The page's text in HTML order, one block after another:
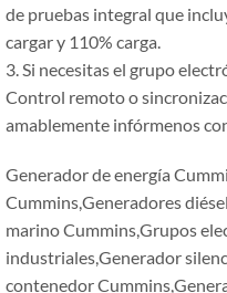
de pruebas integral que
cargar y 110% carga.
3. Si necesitas el grupo
Control remoto o
amablemente infórmenos
Generador de energía
Cummins,Generadores
marino Cummins,Grupos
industriales,Generador
contenedor